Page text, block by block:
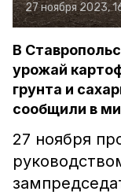
27 ноября 2023,
В
урожай
грунта и
сообщили в
27 ноября